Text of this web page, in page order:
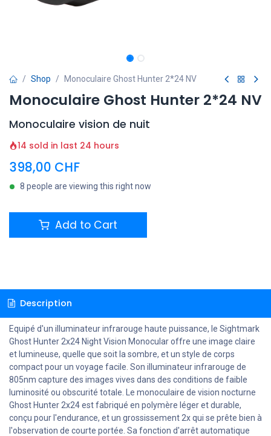
Shop Monoculaire Ghost Hunter 2*24 NV
Monoculaire Ghost Hunter 2*24 NV
Monoculaire vision de nuit
14 sold in last 24 hours
398,00 CHF
8 people are viewing this right now
Add to Cart
Description
Equipé d'un illuminateur infrarouge haute puissance, le Sightmark
Ghost Hunter 2x24 Night Vision Monocular offre une image claire
et lumineuse, quelle que soit la sombre, et un style de corps
compact pour un voyage facile. Son illuminateur infrarouge de
805nm capture des images vives dans des conditions de faible
luminosité ou obscurité totale. Le monoculaire de vision nocturne
Ghost Hunter 2x24 est fabriqué en polymère léger et durable,
conçu pour l'endurance, et un grossissement 2x qui se prête bien à
l'observation de courte portée. Sa fonction d'arrêt automatique